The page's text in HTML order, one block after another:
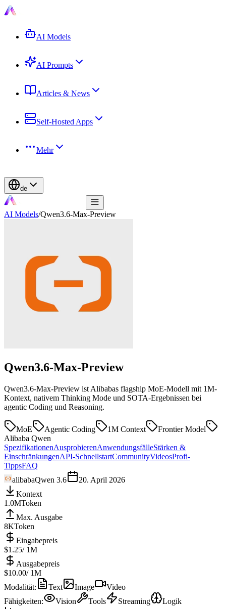
AI Models
AI Prompts
Articles & News
Self-Hosted Apps
Mehr
de
AI Models/Qwen3.6-Max-Preview
Qwen3.6-Max-Preview
Qwen3.6-Max-Preview ist Alibabas flagship MoE-Modell mit 1M-
Kontext, nativem Thinking Mode und SOTA-Ergebnissen bei
agentic Coding und Reasoning.
MoE Agentic Coding 1M Context
Frontier Model
Alibaba Qwen
SpezifikationenAusprobierenAnwendungsfälleStärken &
EinschränkungenAPI-SchnellstartCommunityVideosProfi-
TippsFAQ
alibabaQwen 3.6
20. April 2026
Kontext
1.0MToken
Max. Ausgabe
8KToken
Eingabepreis
$1.25/ 1M
Ausgabepreis
$10.00/ 1M
Modalität: Text Image
Video
Fähigkeiten: Vision Tools Streaming
Logik